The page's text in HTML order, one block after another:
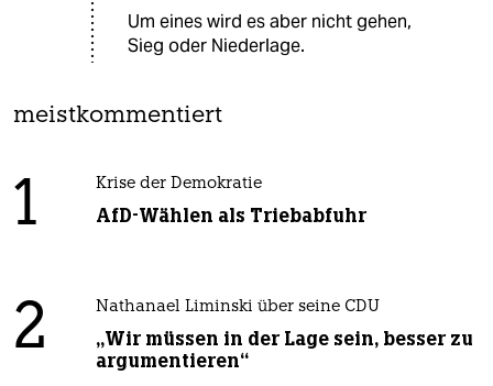
Um eines wird es aber nicht gehen,
Sieg oder Niederlage.
meistkommentiert
1 Krise der Demokratie
AfD-Wählen als Triebabfuhr
2 Nathanael Liminski über seine CDU
„Wir müssen in der Lage sein, besser zu
argumentieren“